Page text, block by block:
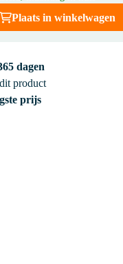
Plaats in winkelwagen
dagen
product
prijs